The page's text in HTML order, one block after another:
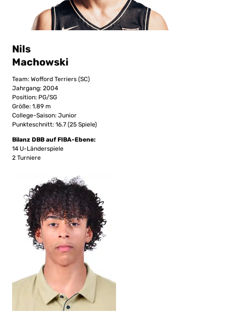
Nils
Machowski
Team: Wofford Terriers (SC)
Jahrgang: 2004
Position: PG/SG
Größe: 1.89 m
College-Saison: Junior
Punkteschnitt: 16.7 (25 Spiele)
Bilanz DBB auf FIBA-Ebene:
14 U-Länderspiele
2 Turniere